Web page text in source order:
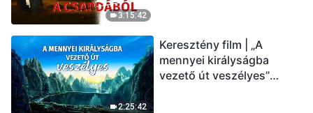
3:15:42
2:25:42
Keresztény film | „A
mennyei királyságba
vezető út veszélyes”